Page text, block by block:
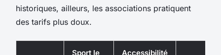
historiques, ailleurs, les associations pratiquent
des tarifs plus doux.
Sport le Accessibilité